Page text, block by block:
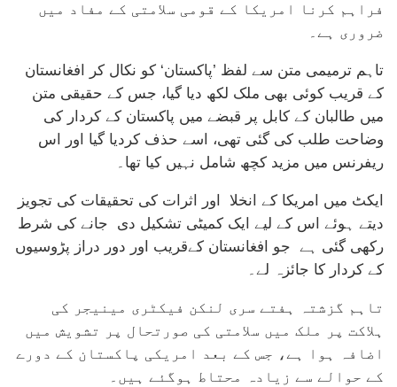
فراہم کرنا امریکا کے قومی سلامتی کے مفاد میں
ضروری ہے۔
تاہم ترمیمی متن سے لفظ ’پاکستان‘ کو نکال کر افغانستان
کے قریب کوئی بھی ملک لکھ دیا گیا، جس کے حقیقی متن
میں طالبان کے کابل پر قبضے میں پاکستان کے کردار کی
وضاحت طلب کی گئی تھی، اسے حذف کردیا گیا اور اس
ریفرنس میں مزید کچھ شامل نہیں کیا تھا۔
ایکٹ میں امریکا کے انخلا اور اثرات کی تحقیقات کی تجویز
دیتے ہوئے اس کے لیے ایک کمیٹی تشکیل دی جانے کی شرط
رکھی گئی ہے جو افغانستان کےقریب اور دور دراز پڑوسیوں
کے کردار کا جائزہ لے۔
تاہم گزشتہ ہفتے سری لنکن فیکٹری مینیجر کی
ہلاکت پر ملک میں سلامتی کی صورتحال پر تشویش میں
اضافہ ہوا ہے، جس کے بعد امریکی پاکستان کے دورے
کے حوالے سے زیادہ محتاط ہوگئے ہیں۔